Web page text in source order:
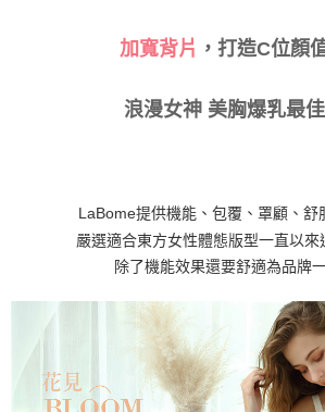
加寬背片 ，打造C位顏
浪漫女神 美胸爆乳最
LaBome提供機能、包覆、罩顧、舒
嚴選適合東方女性體態版型一直以來
除了機能效果還要舒適為品牌